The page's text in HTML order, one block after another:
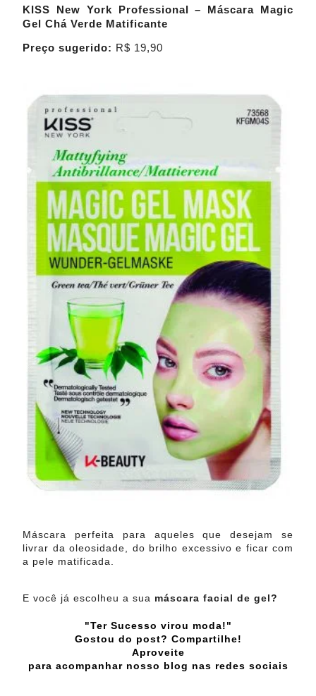
KISS New York Professional – Máscara Magic
Gel Chá Verde Matificante
Preço sugerido: R$ 19,90
Máscara perfeita para aqueles que desejam se
livrar da oleosidade, do brilho excessivo e ficar com
a pele matificada.
E você já escolheu a sua máscara facial de gel?
"Ter Sucesso virou moda!"
Gostou do post? Compartilhe!
Aproveite
para acompanhar nosso blog nas redes sociais